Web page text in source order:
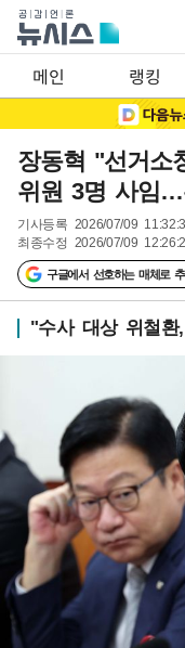
메인 랭킹
장동혁 "선거소
위원 3명 사임
기사등록 2026/07/09
최종수정 2026/07/09
구글에서 선호하는 매체로
"수사 대상 위철